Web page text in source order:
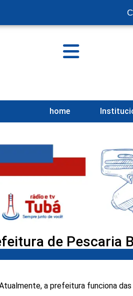
home
de Pescaria
a prefeitura funciona das